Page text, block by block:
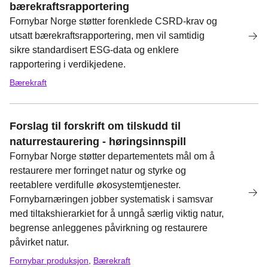
bærekraftsrapportering
Fornybar Norge støtter forenklede CSRD-krav og
utsatt bærekraftsrapportering, men vil samtidig
sikre standardisert ESG-data og enklere
rapportering i verdikjedene.
Bærekraft
Forslag til forskrift om tilskudd til
naturrestaurering - høringsinnspill
Fornybar Norge støtter departementets mål om å
restaurere mer forringet natur og styrke og
reetablere verdifulle økosystemtjenester.
Fornybarnæringen jobber systematisk i samsvar
med tiltakshierarkiet for å unngå særlig viktig natur,
begrense anleggenes påvirkning og restaurere
påvirket natur.
Fornybar produksjon
Bærekraft